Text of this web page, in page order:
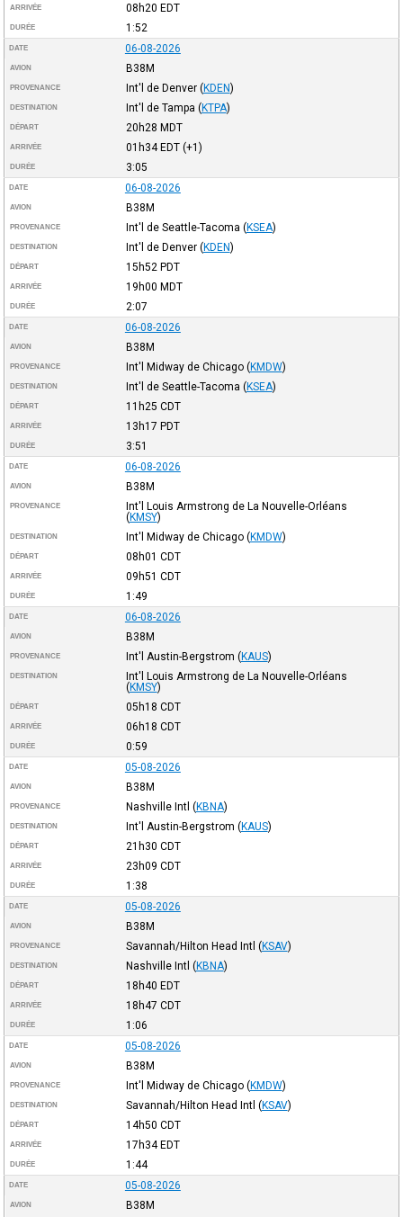
ARRIVÉE 08h20 EDT
DURÉE 1:52
DATE 06-08-2026
AVION B38M
PROVENANCE Int'l de Denver (KDEN)
DESTINATION Int'l de Tampa (KTPA)
DÉPART 20h28 MDT
ARRIVÉE 01h34EDT(+1)
DURÉE 3:05
DATE 06-08-2026
AVION B38M
PROVENANCE Int'l de Seattle-Tacoma (KSEA)
DESTINATION Int'l de Denver (KDEN)
DÉPART 15h52 PDT
ARRIVÉE 19h00 MDT
DURÉE 2:07
DATE 06-08-2026
AVION B38M
PROVENANCE Int'l Midway de Chicago (KMDW)
DESTINATION Int'l de Seattle-Tacoma (KSEA)
DÉPART 11h25 CDT
ARRIVÉE 13h17 PDT
DURÉE 3:51
DATE 06-08-2026
AVION B38M
PROVENANCE
Int'l Louis Armstrong de La Nouvelle-Orléans
(KMSY)
DESTINATION Int'l Midway de Chicago (KMDW)
DÉPART 08h01 CDT
ARRIVÉE 09h51 CDT
DURÉE 1:49
DATE 06-08-2026
AVION B38M
PROVENANCE Int'l Austin-Bergstrom (KAUS)
DESTINATION
Int'l Louis Armstrong de La Nouvelle-Orléans
(KMSY)
DÉPART 05h18 CDT
ARRIVÉE 06h18 CDT
DURÉE 0:59
DATE 05-08-2026
AVION B38M
PROVENANCE Nashville Intl (KBNA)
DESTINATION Int'l Austin-Bergstrom (KAUS)
DÉPART 21h30 CDT
ARRIVÉE 23h09 CDT
DURÉE 1:38
DATE 05-08-2026
AVION B38M
PROVENANCE Savannah/Hilton Head Intl (KSAV)
DESTINATION Nashville Intl (KBNA)
DÉPART 18h40 EDT
ARRIVÉE 18h47 CDT
DURÉE 1:06
DATE 05-08-2026
AVION B38M
PROVENANCE Int'l Midway de Chicago (KMDW)
DESTINATION Savannah/Hilton Head Intl (KSAV)
DÉPART 14h50 CDT
ARRIVÉE 17h34EDT
DURÉE 1:44
DATE 05-08-2026
AVION B38M